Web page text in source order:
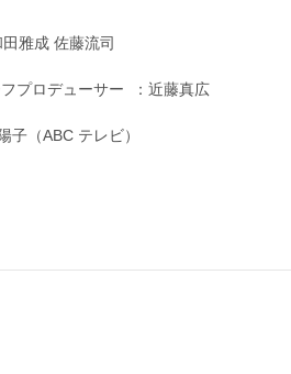
雅成 佐藤流司
プロデューサー ：近藤真広
（ABC テレビ）